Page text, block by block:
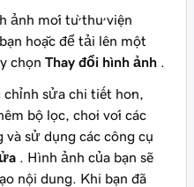
ảnh mới từ thư viện
hoặc để tải lên một
chọn Thay đổi hình ảnh .
sửa chi tiết hơn,
bộ lọc, chơi với các
và sử dụng các công cụ
. Hình ảnh của bạn sẽ
nội dung. Khi bạn đã